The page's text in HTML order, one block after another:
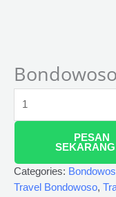
PESAN
SEKARANG
Categories:
Travel Bondowoso,